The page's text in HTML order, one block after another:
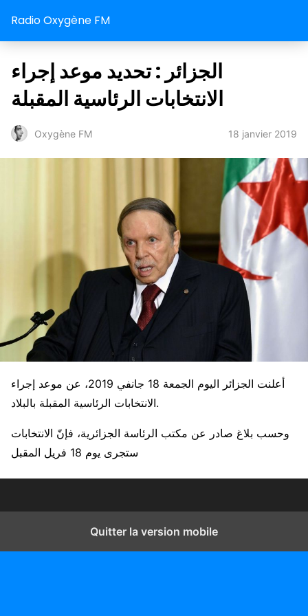
Radio Oxygène FM
الجزائر : تحديد موعد إجراء
الانتخابات الرئاسية المقبلة
Oxygène FM 18 janvier 2019
أعلنت الجزائر اليوم الجمعة 18 جانفي 2019، عن موعد إجراء
الانتخابات الرئاسية المقبلة بالبلاد.
وحسب بلاغ صادر عن مكتب الرئاسة الجزائرية، فإنّ الانتخابات
ستجرى يوم 18 فريل المقبل
Quitter la version mobile